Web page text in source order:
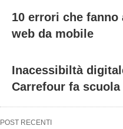
10 errori che
web da mobile
Inacessibiltà
Carrefour fa scuola
POST RECENTI